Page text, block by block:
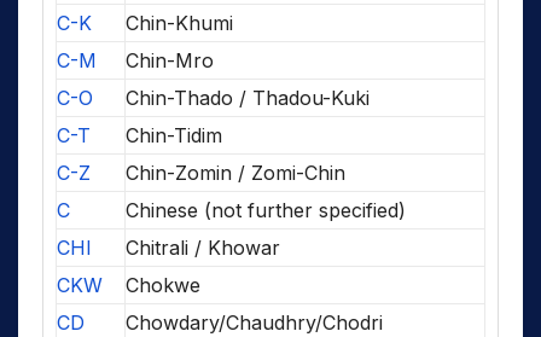
C-K
Chin-Khumi
C-M
Chin-Mro
C-O
Chin-Thado / Thadou-Kuki
C-T
Chin-Tidim
C-Z
Chin-Zomin / Zomi-Chin
C
Chinese (not further specified)
CHI
Chitrali / Khowar
CKW
Chokwe
CD
Chowdary/Chaudhry/Chodri